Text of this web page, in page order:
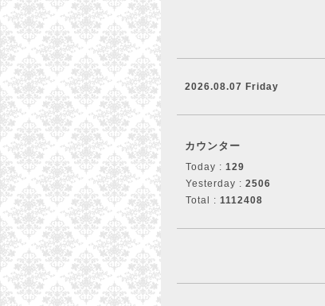
2026.08.07 Friday
カウンター
Today : 129
Yesterday : 2506
Total : 1112408